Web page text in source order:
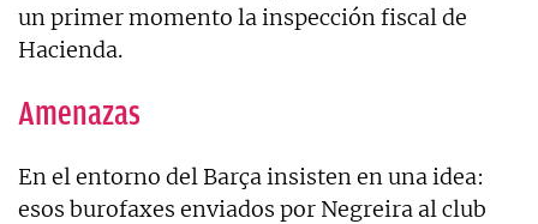
un primer momento la inspección fiscal de
Hacienda.
Amenazas
En el entorno del Barça insisten en una idea:
esos burofaxes enviados por Negreira al club